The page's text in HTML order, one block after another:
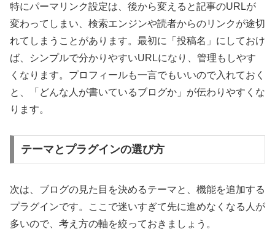
特にパーマリンク設定は、後から変えると記事のURLが
変わってしまい、検索エンジンや読者からのリンクが途切
れてしまうことがあります。最初に「投稿名」にしておけ
ば、シンプルで分かりやすいURLになり、管理もしやす
くなります。プロフィールも一言でもいいので入れておく
と、「どんな人が書いているブログか」が伝わりやすくな
ります。
テーマとプラグインの選び方
次は、ブログの見た目を決めるテーマと、機能を追加する
プラグインです。ここで迷いすぎて先に進めなくなる人が
多いので、考え方の軸を絞っておきましょう。